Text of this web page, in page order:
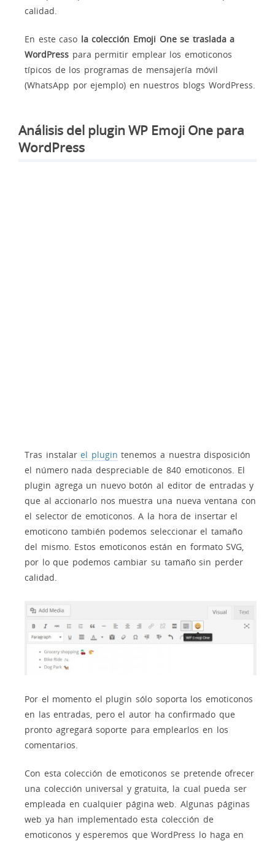
calidad.
En este caso la colección Emoji One se traslada a
WordPress para permitir emplear los emoticonos
típicos de los programas de mensajería móvil
(WhatsApp por ejemplo) en nuestros blogs WordPress.
Análisis del plugin WP Emoji One para
WordPress
Tras instalarel plugin tenemos a nuestra disposición
el número nada despreciable de 840 emoticonos. El
plugin agrega un nuevo botón al editor de entradas y
que al accionarlo nos muestra una nueva ventana con
el selector de emoticonos. A la hora de insertar el
emoticono también podemos seleccionar el tamaño
del mismo. Estos emoticonos están en formato SVG,
por lo que podemos cambiar su tamaño sin perder
calidad.
Por el momento el plugin sólo soporta los emoticonos
en las entradas, pero el autor ha confirmado que
pronto agregará soporte para emplearlos en los
comentarios.
Con esta colección de emoticonos se pretende ofrecer
una colección universal y gratuita, la cual pueda ser
empleada en cualquier página web. Algunas páginas
web ya han implementado esta colección de
emoticonos y esperemos que WordPress lo haga en